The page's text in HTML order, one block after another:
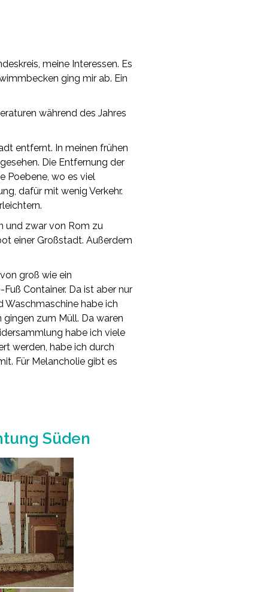
meine Interessen. Es
ging mir ab. Ein
während des Jahres
entfernt. In meinen frühen
Die Entfernung der
Poebene, wo es viel
dafür mit wenig Verkehr.
und zwar von Rom zu
einer Großstadt. Außerdem
groß wie ein
Container. Da ist aber nur
Waschmaschine habe ich
zum Müll. Da waren
habe ich viele
werden, habe ich durch
Für Melancholie gibt es
Süden